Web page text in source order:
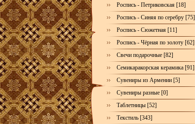
Роспись - Петриковская [18]
Роспись - Синяя по серебру [75]
Роспись - Сюжетная [11]
Роспись - Чёрная по золоту [62]
Свечи подарочные [82]
Семикаракорская керамика [91]
Сувениры из Армении [5]
Сувениры разные [0]
Таблетницы [52]
Текстиль [343]